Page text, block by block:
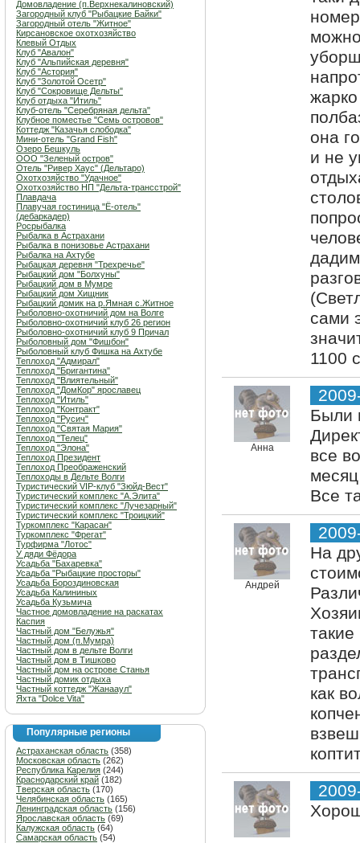
Домовладение (п.Верхнекалиновский)
Загородный клуб "Рыбацкие Байки"
Загородный отель "Житное"
Кирсановское охотхозяйство
Клевый Отдых
Клуб "Авалон"
Клуб "Альпийская деревня"
Клуб "Астория"
Клуб "Золотой Осетр"
Клуб "Сокровище Дельты"
Клуб отдыха "Итиль"
Клуб-отель "Серебряная дельта"
Клубное поместье "Семь островов"
Коттедж "Казачья слободка"
Мини-отель "Grand Fish"
Озеро Бешкуль
ООО "Зеленый остров"
Отель "Ривер Хаус" (Дельтаро)
Охотхозяйство "Удачное"
Охотхозяйство НП "Дельта-трансстрой"
Плавдача
Плавучая гостиница "Ё-отель"
(дебаркадер)
Росрыбалка
Рыбалка в Астрахани
Рыбалка в понизовье Астрахани
Рыбалка на Ахтубе
Рыбацкая деревня "Трехречье"
Рыбацкий дом "Болхуны"
Рыбацкий дом в Мумре
Рыбацкий дом Хищник
Рыбацкий домик на р.Ямная с.Житное
Рыболовно-охотничий дом на Волге
Рыболовно-охотничий клуб 26 регион
Рыболовно-охотничий клуб 9 Причал
Рыболовный дом "Фишбон"
Рыболовный клуб Фишка на Ахтубе
Теплоход "Адмирал"
Теплоход "Бригантина"
Теплоход "Влиятельный"
Теплоход "ДомКор" ярославец
Теплоход "Итиль"
Теплоход "Контракт"
Теплоход "Русич"
Теплоход "Святая Мария"
Теплоход "Телец"
Теплоход "Элона"
Теплоход Президент
Теплоход Преображенский
Теплоходы в Дельте Волги
Туристический VIP-клуб "Зюйд-Вест"
Туристический комплекс "А.Элита"
Туристический комплекс "Лучезарный"
Туристический комплекс "Троицкий"
Туркомплекс "Карасан"
Туркомплекс "Фрегат"
Турфирма "Лотос"
У дяди Фёдора
Усадьба "Бахаревка"
Усадьба "Рыбацкие просторы"
Усадьба Бороздиновская
Усадьба Калининых
Усадьба Кузьмича
Частное домовладение на раскатах
Каспия
Частный дом "Белужья"
Частный дом (п.Мумра)
Частный дом в дельте Волги
Частный дом в Тишково
Частный дом на острове Станья
Частный домик отдыха
Частный коттедж "Жанааул"
Яхта "Dolce Vita"
Популярные регионы
Астраханская область (358)
Московская область (262)
Республика Карелия (244)
Краснодарский край (182)
Тверская область (170)
Челябинская область (165)
Ленинградская область (156)
Ярославская область (69)
Калужская область (64)
Самарская область (54)
она
и не
сами
1100
Анна
Были
все
Все
Андрей
На
как